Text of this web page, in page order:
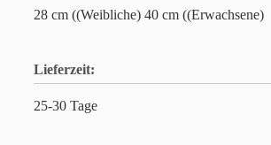
28 cm ((Weibliche) 40 cm ((Erwachsene)
Lieferzeit:
25-30 Tage